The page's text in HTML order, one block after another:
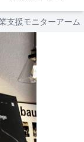
支援モニターアーム